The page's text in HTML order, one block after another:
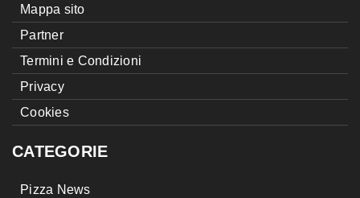
Mappa sito
Partner
Termini e Condizioni
Privacy
Cookies
CATEGORIE
Pizza News